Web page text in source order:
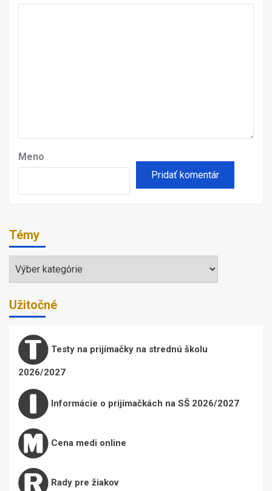
Meno
Témy
Témy
Užitočné
Testy na prijímačky na strednú školu
2026/2027
Informácie o prijímačkách na SŠ 2026/2027
Cena medi online
Rady pre žiakov